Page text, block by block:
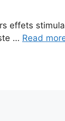
effets
… Read